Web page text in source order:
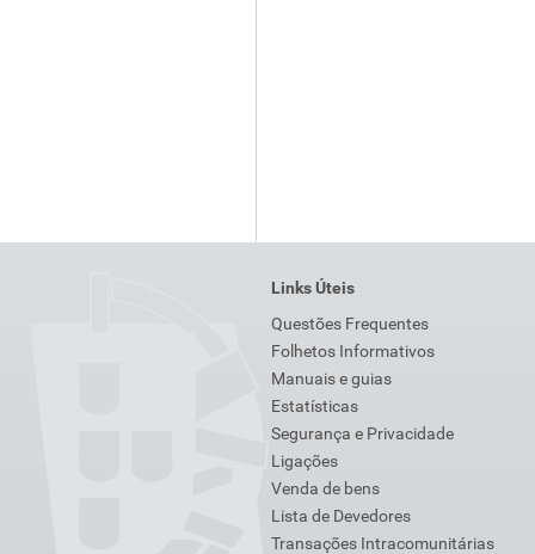
Links Úteis
Questões Frequentes
Folhetos Informativos
Manuais e guias
Estatísticas
Segurança e Privacidade
Ligações
Venda de bens
Lista de Devedores
Transações Intracomunitárias